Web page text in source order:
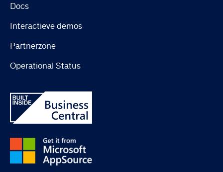
Docs
Interactieve demos
Partnerzone
Operational Status